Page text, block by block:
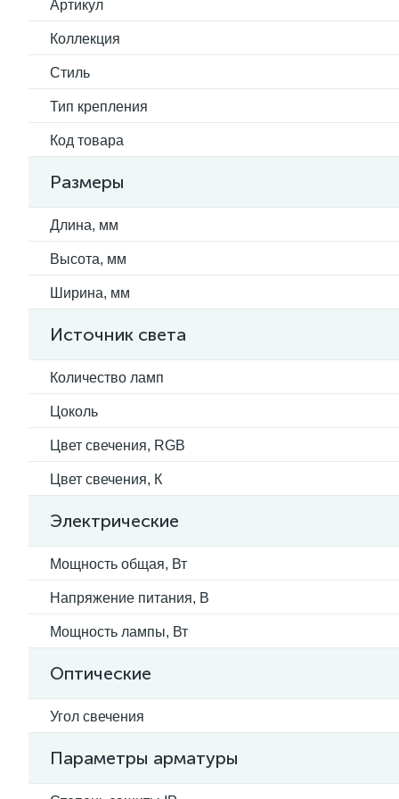
Артикул
Коллекция
Стиль
Тип крепления
Код товара
Размеры
Длина, мм
Высота, мм
Ширина, мм
Источник света
Количество ламп
Цоколь
Цвет свечения, RGB
Цвет свечения, К
Электрические
Мощность общая, Вт
Напряжение питания, В
Мощность лампы, Вт
Оптические
Угол свечения
Параметры арматуры